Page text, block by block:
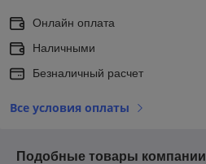
Онлайн оплата
Наличными
Безналичный расчет
Все условия оплаты
Подобные товары компании